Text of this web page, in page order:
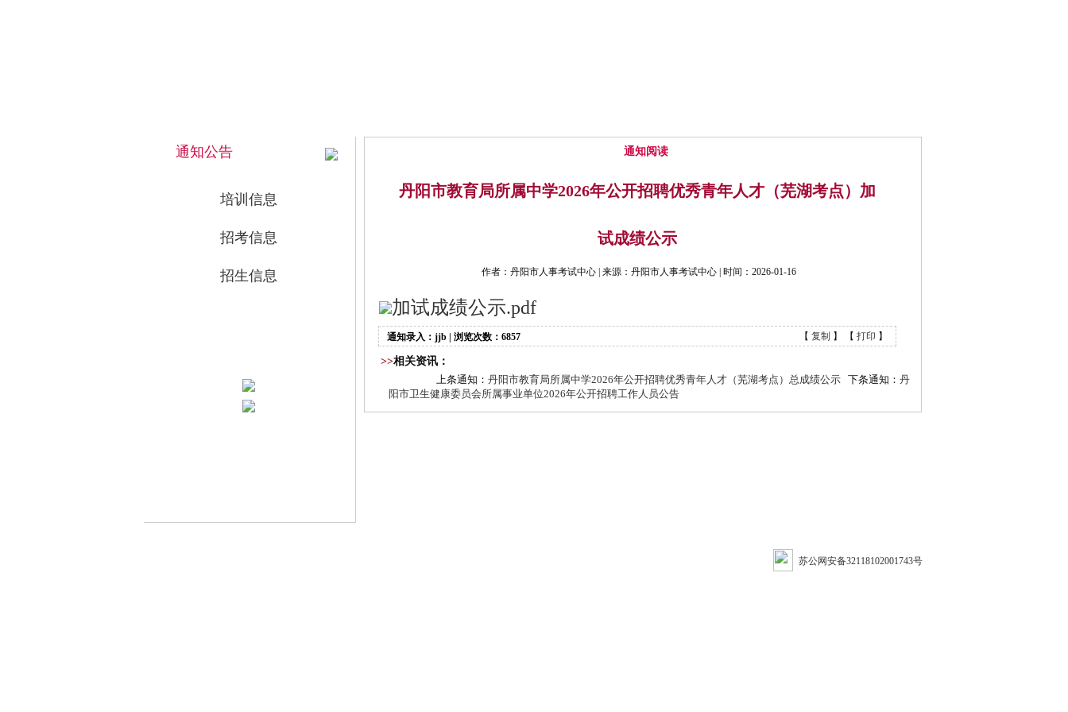
通知公告
培训信息
招考信息
招生信息
通知阅读
丹阳市教育局所属中学2026年公开招聘优秀青年人才（芜湖考点）加
试成绩公示
作者：丹阳市人事考试中心 | 来源：丹阳市人事考试中心 | 时间：2026-01-16
加试成绩公示.pdf
通知录入：jjb | 浏览次数：6857 【 复制 】 【 打印 】
>>相关资讯：
上条通知： 丹阳市教育局所属中学2026年公开招聘优秀青年人才（芜湖考点）总成绩公示 下条通知： 丹
阳市卫生健康委员会所属事业单位2026年公开招聘工作人员公告
苏公网安备32118102001743号